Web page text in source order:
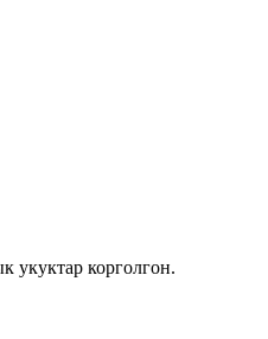
корголгон.